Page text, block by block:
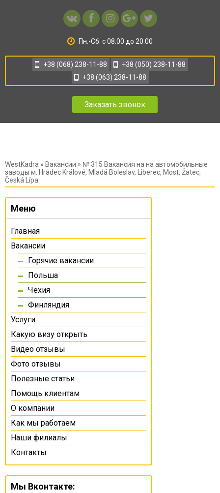
Пн.-Сб. с 08.00 до 20.00
+38 (068) 238-11-88
+38 (050) 238-11-88
+38 (063) 238-11-88
Заказать звонок
WestKadra » Вакансии » № 315 Вакансия на на автомобильные
заводы м. Hradec Králové, Mladá Boleslav, Liberec, Most, Žatec,
Česká Lípa
Меню
Главная
Вакансии
Горячие вакансии
Польша
Чехия
Финляндия
Услуги
Какую визу открыть
Видео отзывы
Фото отзывы
Полезные статьи
Помощь клиентам
О компании
Как мы работаем
Наши филиалы
Контакты
Мы Вконтакте: